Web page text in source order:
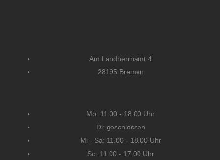
Am Landherrnamt 4
28195 Bremen
Mo: 11.00 - 18.00 Uhr
Di: geschlossen
Mi - Sa: 11.00 - 18.00 Uhr
So: 11.00 - 17.00 Uhr